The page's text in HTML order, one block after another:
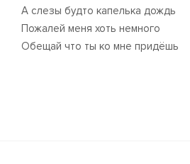
А слезы будто капелька дождь
Пожалей меня хоть немного
Обещай что ты ко мне придёшь